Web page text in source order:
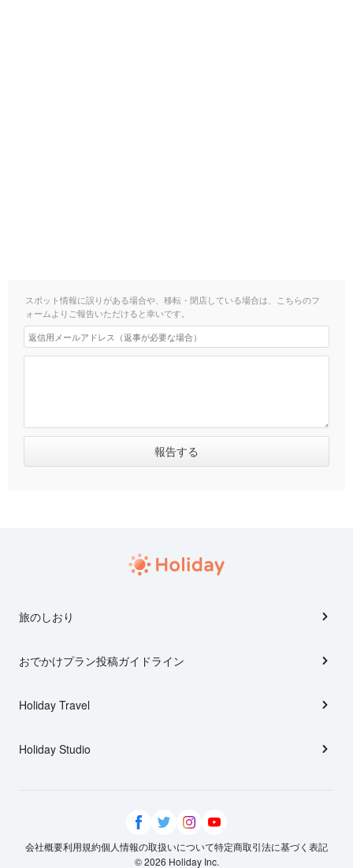
スポット情報に誤りがある場合や、移転・閉店している場合は、こちらのフ
ォームよりご報告いただけると幸いです。
旅のしおり
おでかけプラン投稿ガイドライン
Holiday Travel
Holiday Studio
会社概要利用規約個人情報の取扱いについて特定商取引法に基づく表記
© 2026 Holiday Inc.